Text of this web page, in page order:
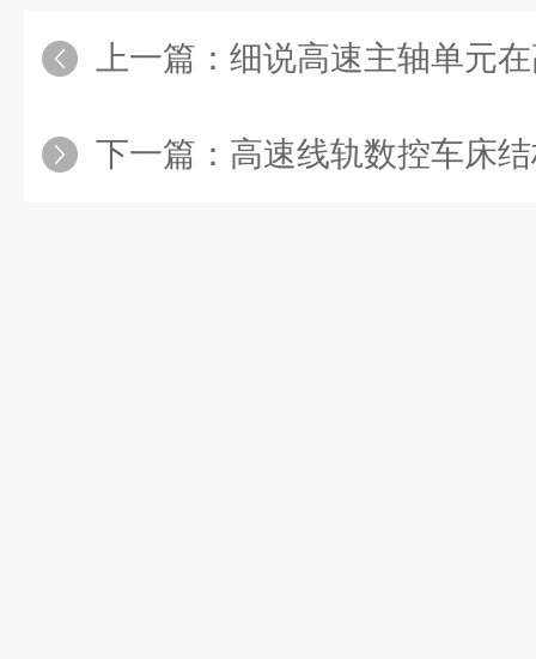
上一篇： 细说高速主轴单元在高
下一篇： 高速线轨数控车床